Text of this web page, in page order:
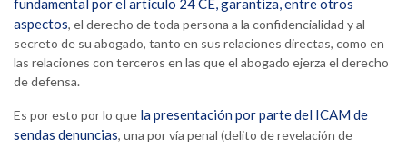
fundamental por el artículo 24 CE, garantiza, entre otros
aspectos, el derecho de toda persona a la confidencialidad y al
secreto de su abogado, tanto en sus relaciones directas, como en
las relaciones con terceros en las que el abogado ejerza el derecho
de defensa.
Es por esto por lo que la presentación por parte del ICAM de
sendas denuncias, una por vía penal (delito de revelación de